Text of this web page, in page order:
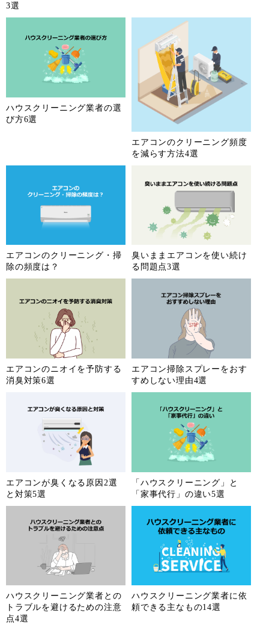
3選
ハウスクリーニング業者の選
び方6選
エアコンのクリーニング頻度
を減らす方法4選
エアコンのクリーニング・掃
除の頻度は？
臭いままエアコンを使い続け
る問題点3選
エアコンのニオイを予防する
消臭対策6選
エアコン掃除スプレーをおす
すめしない理由4選
エアコンが臭くなる原因2選
と対策5選
「ハウスクリーニング」と
「家事代行」の違い5選
ハウスクリーニング業者との
トラブルを避けるための注意
点4選
ハウスクリーニング業者に依
頼できる主なもの14選